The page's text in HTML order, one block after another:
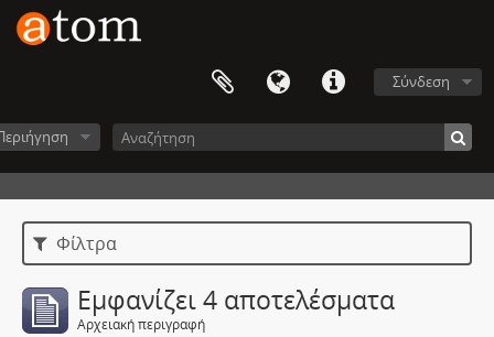
Σύνδεση
Φίλτρα
Εμφανίζει 4 αποτελέσματα
Αρχειακή περιγραφή